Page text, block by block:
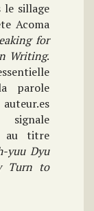
le sillage
Acoma
for
Writing.
parole
au titre
yuu Dyu
Turn to